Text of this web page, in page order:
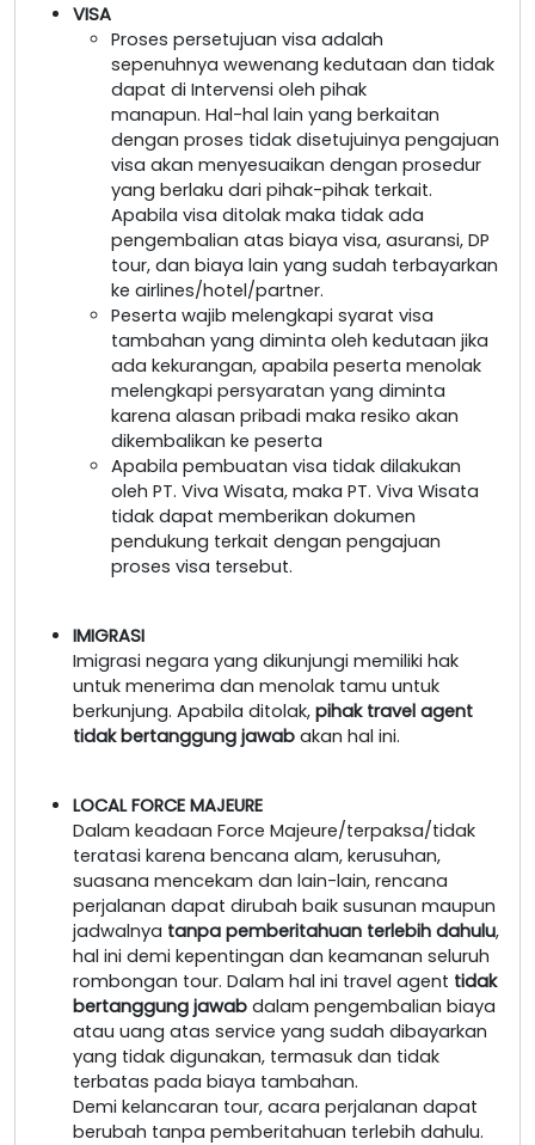
VISA
Proses persetujuan visa adalah
sepenuhnya wewenang kedutaan dan tidak
dapat di Intervensi oleh pihak
manapun. Hal-hal lain yang berkaitan
dengan proses tidak disetujuinya pengajuan
visa akan menyesuaikan dengan prosedur
yang berlaku dari pihak-pihak terkait.
Apabila visa ditolak maka tidak ada
pengembalian atas biaya visa, asuransi, DP
tour, dan biaya lain yang sudah terbayarkan
ke airlines/hotel/partner.
Peserta wajib melengkapi syarat visa
tambahan yang diminta oleh kedutaan jika
ada kekurangan, apabila peserta menolak
melengkapi persyaratan yang diminta
karena alasan pribadi maka resiko akan
dikembalikan ke peserta
Apabila pembuatan visa tidak dilakukan
oleh PT. Viva Wisata, maka PT. Viva Wisata
tidak dapat memberikan dokumen
pendukung terkait dengan pengajuan
proses visa tersebut.
IMIGRASI
Imigrasi negara yang dikunjungi memiliki hak
untuk menerima dan menolak tamu untuk
berkunjung. Apabila ditolak, pihak travel agent
tidak bertanggung jawab akan hal ini.
LOCAL FORCE MAJEURE
Dalam keadaan Force Majeure/terpaksa/tidak
teratasi karena bencana alam, kerusuhan,
suasana mencekam dan lain-lain, rencana
perjalanan dapat dirubah baik susunan maupun
jadwalnya tanpa pemberitahuan terlebih dahulu,
hal ini demi kepentingan dan keamanan seluruh
rombongan tour. Dalam hal ini travel agent tidak
bertanggung jawab dalam pengembalian biaya
atau uang atas service yang sudah dibayarkan
yang tidak digunakan, termasuk dan tidak
terbatas pada biaya tambahan.
Demi kelancaran tour, acara perjalanan dapat
berubah tanpa pemberitahuan terlebih dahulu.